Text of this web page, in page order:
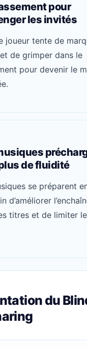
pour
les invités
joueur tente de
de grimper dans le
pour devenir le
de fluidité
se préparent
d’améliorer
titres et de limiter
du